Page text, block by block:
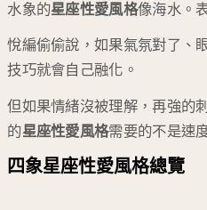
水象的星座性愛風格像海水。
悅編偷偷說，如果氣氛對了、
技巧就會自己融化。
但如果情緒沒被理解，再強的
的星座性愛風格需要的不是速
四象星座性愛風格總覽